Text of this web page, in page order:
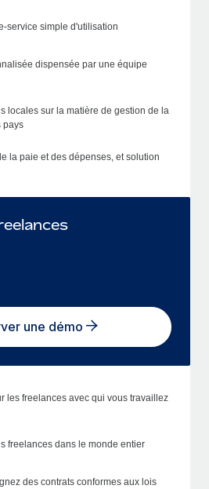
service simple d'utilisation
dispensée par une équipe
locales sur la matière de gestion de la
pays
la paie et des dépenses, et solution
une démo
les freelances avec qui vous travaillez
freelances dans le monde entier
des contrats conformes aux lois